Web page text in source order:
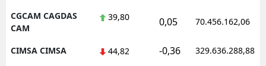
CGCAM CAGDAS
CAM
39,80 0,05 70.456.162,06
CIMSA CIMSA 44,82 -0,36 329.636.288,88